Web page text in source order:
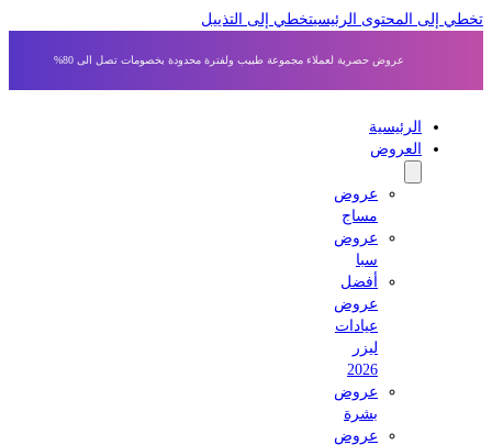
إلى المحتوى الرئيسي تخطي إلى التذييل
عروض حصرية لعملاء مجموعة طبيب ولفترة محدودة بخصومات تصل الى 80%
الرئيسية
العروض
عروض
مساج
عروض
أفضل
عروض
عيادات
عروض
بشرة
عروض